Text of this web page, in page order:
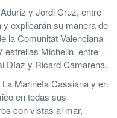
y Jordi Cruz, entre
explicarán su manera de
la Comunitat Valenciana
estrellas Michelin, entre
Díaz y Ricard Camarena.
Marineta Cassiana y en
en todas sus
con vistas al mar,